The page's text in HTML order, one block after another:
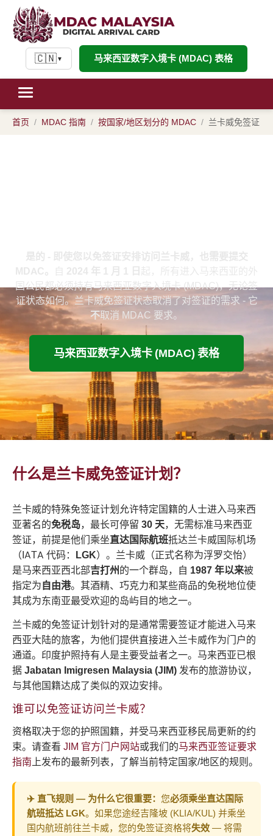
🇨🇳▼ 马来西亚数字入境卡 (MDAC) 表格
首页 MDAC 指南 按国家/地区划分的 MDAC 兰卡威免签证
国公民都必须持有马来西亚数字入境卡 (MDAC)，无论签
证状态如何。兰卡威免签证状态取消了对签证的需求 - 它
不取消 MDAC 要求。
马来西亚数字入境卡 (MDAC) 表格
什么是兰卡威免签证计划？
兰卡威的特殊免签证计划允许特定国籍的人士进入马来西
亚著名的免税岛，最长可停留 30 天，无需标准马来西亚
签证，前提是他们乘坐直达国际航班抵达兰卡威国际机场
（IATA 代码： LGK）。兰卡威（正式名称为浮罗交怡）
是马来西亚西北部吉打州的一个群岛，自 1987 年以来被
指定为自由港。其酒精、巧克力和某些商品的免税地位使
其成为东南亚最受欢迎的岛屿目的地之一。
兰卡威的免签证计划针对的是通常需要签证才能进入马来
西亚大陆的旅客，为他们提供直接进入兰卡威作为门户的
通道。印度护照持有人是主要受益者之一。马来西亚已根
据Jabatan Imigresen Malaysia (JIM)发布的旅游协议，
与其他国籍达成了类似的双边安排。
谁可以免签证访问兰卡威？
资格取决于您的护照国籍，并受马来西亚移民局更新的约
束。请查看 JIM 官方门户网站或我们的马来西亚签证要求
指南上发布的最新列表，了解当前特定国家/地区的规则。
✈️ 直飞规则 — 为什么它很重要： 您必须乘坐直达国际
航班抵达 LGK。如果您途经吉隆坡 (KLIA/KUL) 并乘坐
国内航班前往兰卡威，您的免签证资格将失效 — 将需